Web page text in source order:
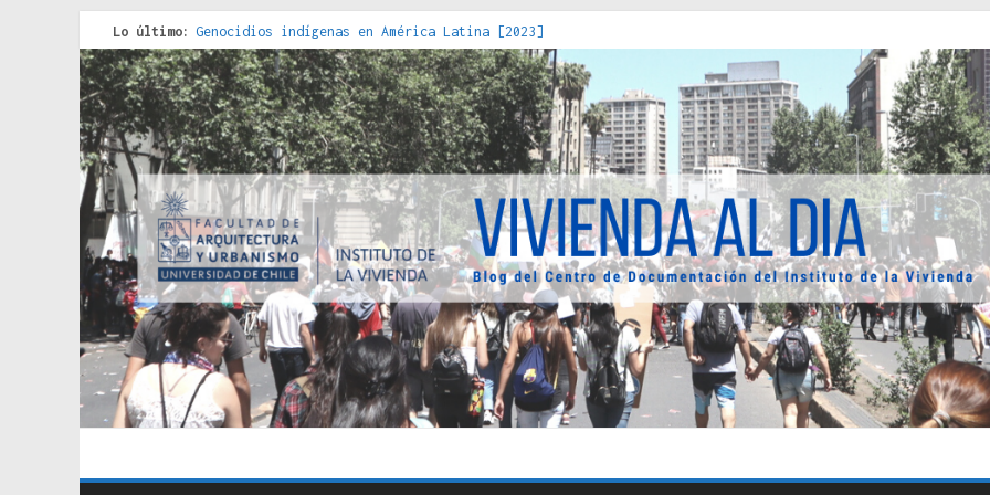
Lo último: Genocidios indígenas en América Latina [2023]
Estudios sobre la espacialización de los Estados : políticas, prácticas y representaciones [2022]
Donde el pedernal choca con el acero : hacia una teoría crítica de las fronteras latinoamericanas
Criterios técnicos para una vivienda adecuada [2019]
Red de consultorios de la Caja del Seguro Obrero en Santiago : un patrimonio emblemático [2014]